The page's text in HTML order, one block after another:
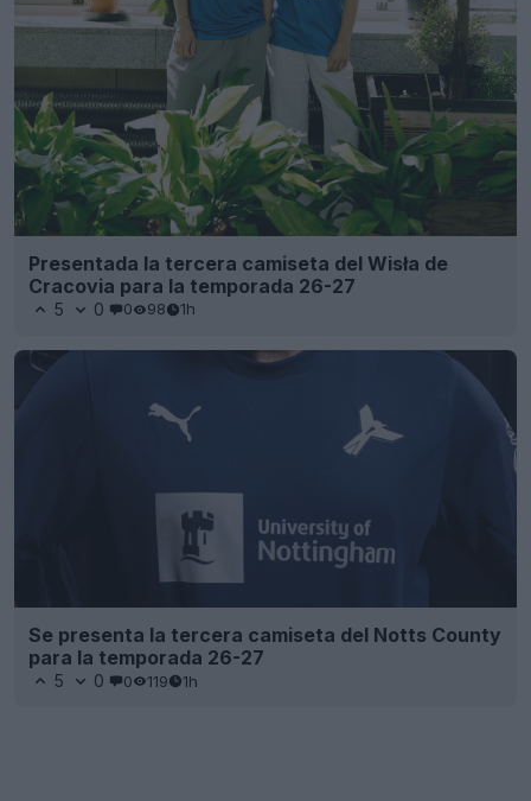
Presentada la tercera camiseta del Wisła de
Cracovia para la temporada 26-27
5 0 0 98 1h
Se presenta la tercera camiseta del Notts County
para la temporada 26-27
5 0 0 119 1h